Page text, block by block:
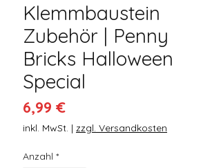
Klemmbaustein
Zubehör | Penny
Bricks Halloween
Special
6,99 €Preis
inkl. MwSt. | zzgl. Versandkosten
Anzahl *